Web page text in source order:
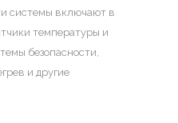
системы включают в
температуры и
безопасности,
и другие